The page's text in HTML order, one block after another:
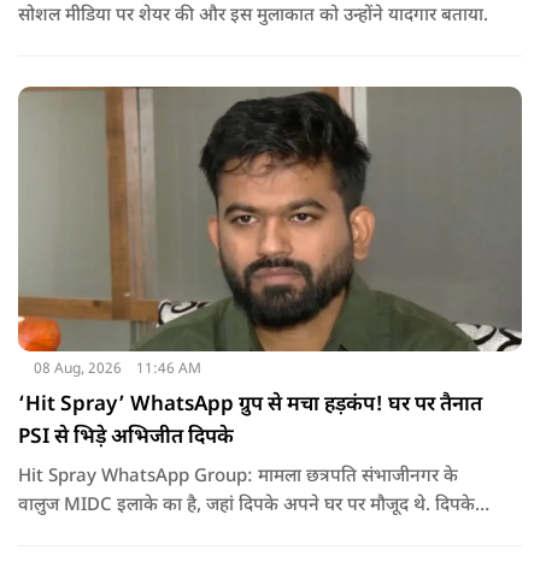
सोशल मीडिया पर शेयर की और इस मुलाकात को उन्होंने यादगार बताया.
08 Aug, 2026 11:46 AM
‘Hit Spray’ WhatsApp ग्रुप से मचा हड़कंप! घर पर तैनात
PSI से भिड़े अभिजीत दिपके
Hit Spray WhatsApp Group: मामला छत्रपति संभाजीनगर के
वालुज MIDC इलाके का है, जहां दिपके अपने घर पर मौजूद थे. दिपके